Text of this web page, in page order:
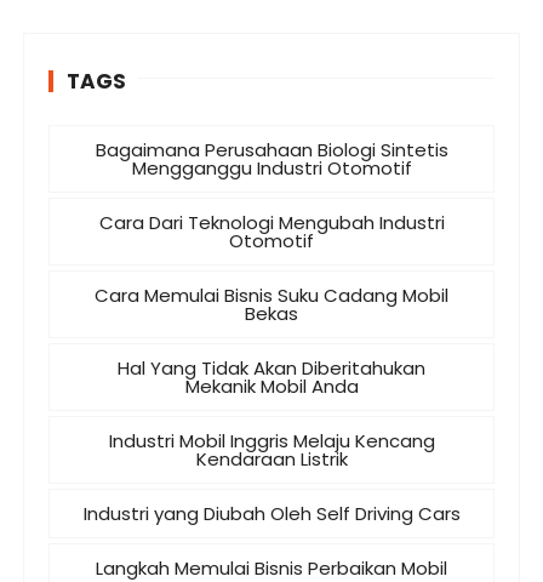
TAGS
Bagaimana Perusahaan Biologi Sintetis
Mengganggu Industri Otomotif
Cara Dari Teknologi Mengubah Industri
Otomotif
Cara Memulai Bisnis Suku Cadang Mobil
Bekas
Hal Yang Tidak Akan Diberitahukan
Mekanik Mobil Anda
Industri Mobil Inggris Melaju Kencang
Kendaraan Listrik
Industri yang Diubah Oleh Self Driving Cars
Langkah Memulai Bisnis Perbaikan Mobil